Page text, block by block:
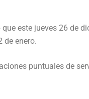
este jueves 26 de
de enero.
puntuales de